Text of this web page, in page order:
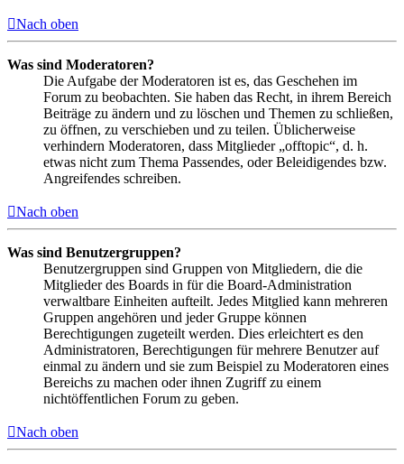
Nach oben
Was sind Moderatoren?
Die Aufgabe der Moderatoren ist es, das Geschehen im
Forum zu beobachten. Sie haben das Recht, in ihrem Bereich
Beiträge zu ändern und zu löschen und Themen zu schließen,
zu öffnen, zu verschieben und zu teilen. Üblicherweise
verhindern Moderatoren, dass Mitglieder „offtopic“, d. h.
etwas nicht zum Thema Passendes, oder Beleidigendes bzw.
Angreifendes schreiben.
Nach oben
Was sind Benutzergruppen?
Benutzergruppen sind Gruppen von Mitgliedern, die die
Mitglieder des Boards in für die Board-Administration
verwaltbare Einheiten aufteilt. Jedes Mitglied kann mehreren
Gruppen angehören und jeder Gruppe können
Berechtigungen zugeteilt werden. Dies erleichtert es den
Administratoren, Berechtigungen für mehrere Benutzer auf
einmal zu ändern und sie zum Beispiel zu Moderatoren eines
Bereichs zu machen oder ihnen Zugriff zu einem
nichtöffentlichen Forum zu geben.
Nach oben